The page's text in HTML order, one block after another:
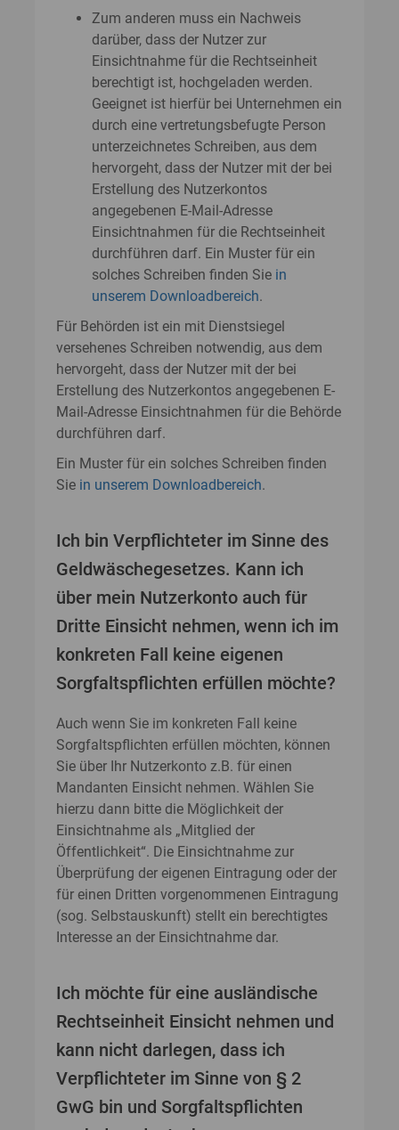
Zum anderen muss ein Nachweis
darüber, dass der Nutzer zur
Einsichtnahme für die Rechtseinheit
berechtigt ist, hochgeladen werden.
Geeignet ist hierfür bei Unternehmen ein
durch eine vertretungsbefugte Person
unterzeichnetes Schreiben, aus dem
hervorgeht, dass der Nutzer mit der bei
Erstellung des Nutzerkontos
angegebenen E-Mail-Adresse
Einsichtnahmen für die Rechtseinheit
durchführen darf. Ein Muster für ein
solches Schreiben finden Sie in
unserem Downloadbereich.
Für Behörden ist ein mit Dienstsiegel
versehenes Schreiben notwendig, aus dem
hervorgeht, dass der Nutzer mit der bei
Erstellung des Nutzerkontos angegebenen E-
Mail-Adresse Einsichtnahmen für die Behörde
durchführen darf.
Ein Muster für ein solches Schreiben finden
Sie in unserem Downloadbereich.
Ich bin Verpflichteter im Sinne des
Geldwäschegesetzes. Kann ich
über mein Nutzerkonto auch für
Dritte Einsicht nehmen, wenn ich im
konkreten Fall keine eigenen
Sorgfaltspflichten erfüllen möchte?
Auch wenn Sie im konkreten Fall keine
Sorgfaltspflichten erfüllen möchten, können
Sie über Ihr Nutzerkonto z.B. für einen
Mandanten Einsicht nehmen. Wählen Sie
hierzu dann bitte die Möglichkeit der
Einsichtnahme als „Mitglied der
Öffentlichkeit“. Die Einsichtnahme zur
Überprüfung der eigenen Eintragung oder der
für einen Dritten vorgenommenen Eintragung
(sog. Selbstauskunft) stellt ein berechtigtes
Interesse an der Einsichtnahme dar.
Ich möchte für eine ausländische
Rechtseinheit Einsicht nehmen und
kann nicht darlegen, dass ich
Verpflichteter im Sinne von § 2
GwG bin und Sorgfaltspflichten